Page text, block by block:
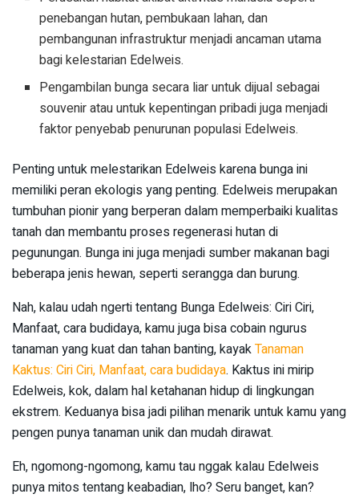
penebangan hutan, pembukaan lahan, dan
pembangunan infrastruktur menjadi ancaman utama
bagi kelestarian Edelweis.
Pengambilan bunga secara liar untuk dijual sebagai
souvenir atau untuk kepentingan pribadi juga menjadi
faktor penyebab penurunan populasi Edelweis.
Penting untuk melestarikan Edelweis karena bunga ini
memiliki peran ekologis yang penting. Edelweis merupakan
tumbuhan pionir yang berperan dalam memperbaiki kualitas
tanah dan membantu proses regenerasi hutan di
pegunungan. Bunga ini juga menjadi sumber makanan bagi
beberapa jenis hewan, seperti serangga dan burung.
Nah, kalau udah ngerti tentang Bunga Edelweis: Ciri Ciri,
Manfaat, cara budidaya, kamu juga bisa cobain ngurus
tanaman yang kuat dan tahan banting, kayakTanaman
Kaktus: Ciri Ciri, Manfaat, cara budidaya. Kaktus ini mirip
Edelweis, kok, dalam hal ketahanan hidup di lingkungan
ekstrem. Keduanya bisa jadi pilihan menarik untuk kamu yang
pengen punya tanaman unik dan mudah dirawat.
Eh, ngomong-ngomong, kamu tau nggak kalau Edelweis
punya mitos tentang keabadian, lho? Seru banget, kan?